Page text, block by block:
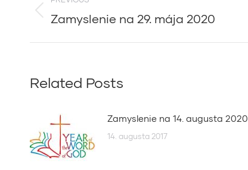
navigation
Previous
Zamyslenie na 29. mája 2020
Related Posts
Zamyslenie na 14. augusta 2020
14. augusta 2017